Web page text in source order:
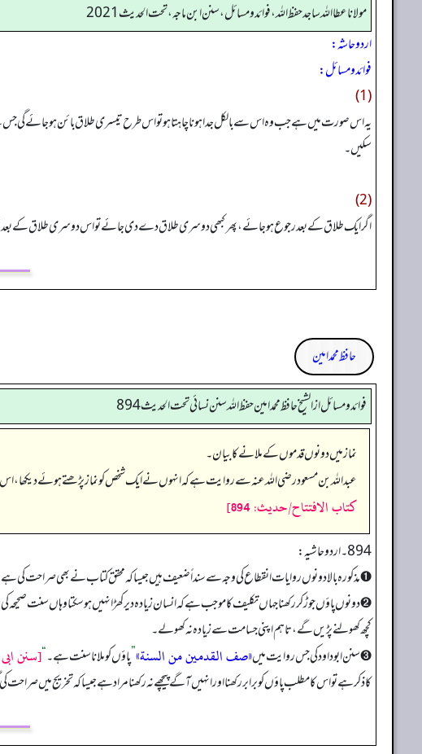
مولانا عطا الله ساجد حفظ الله، فوائد و مسائل، سنن ابن ماجه، تحت الحديث2021
اردو حاشہ:
فوائد و مسائل:
(1)
یہ اس صورت میں ہے جب وہ اس سے بالکل جدا ہونا چاہتا ہو تو اس طرح تیسری طلاق بائن ہوجائے گی
سکیں۔
(2)
اگر ایک طلاق کے بعد رجوع ہوجائے، پھر کبھی دوسری طلاق دے دی جائے تواس دوسری طلاق کے
حافظ محمد امین
فوائد ومسائل از الشيخ حافظ محمد امين حفظ الله سنن نسائي تحت الحديث 894
نماز میں دونوں قدموں کے ملانے کا بیان۔
عبداللہ بن مسعود رضی اللہ عنہ سے روایت ہے کہ انہوں نے ایک شخص کو نماز پڑھتے ہوئے دیکھا،
كتاب الافتتاح/حدیث: 894]
894 ۔ اردو حاشیہ:
➊ مذکورہ بالا دونوں روایات انقطاع کی وجہ سے سنداً ضعیف ہیں جیسا کہ محقق کتاب نے بھی صراحت کی ہے،
➋ دونوں پاؤں جوڑ کر رکھنا جہاں تکلیف کا موجب ہے کہ انسان زیادہ دیر کھڑا نہیں ہو سکتا وہاں سنت
کچھ کھولنے پڑیں گے، تاہم اپنی جسامت سے زیادہ نہ کھولے۔
➌ سنن ابوداود کی جس روایت میں«صف القدمین من السنة»”پاؤں کو ملانا سنت ہے۔“[سنن ابی
کا ذکر ہے تو اس کا مطلب پاؤں کو برابر رکھنا اور انہیں آگے پیچھے نہ رکھنا مراد ہے جیسا کہ تخریج میں